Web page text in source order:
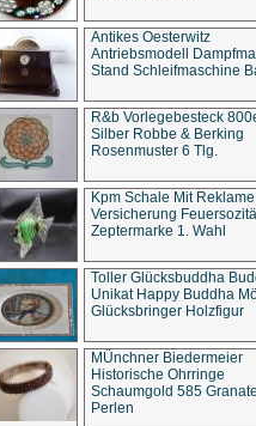
Antikes Oesterwitz
Antriebsmodell
Stand Schleifmaschine
R&b Vorlegebesteck
Silber Robbe & Berking
Rosenmuster 6 Tlg.
Kpm Schale Mit Reklame
Versicherung
Zeptermarke 1. Wahl
Toller Glücksbuddha
Unikat Happy Buddha
Glücksbringer Holzfigur
MÜnchner Biedermeier
Historische Ohrringe
Schaumgold 585
Perlen